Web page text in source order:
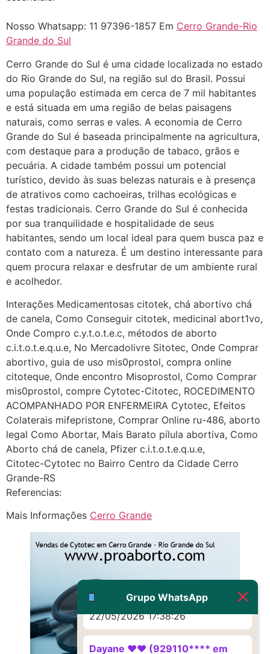
Nosso Whatsapp: 11 97396-1857 Em Cerro Grande-Rio
Grande do Sul
Cerro Grande do Sul é uma cidade localizada no estado
do Rio Grande do Sul, na região sul do Brasil. Possui
uma população estimada em cerca de 7 mil habitantes
e está situada em uma região de belas paisagens
naturais, como serras e vales. A economia de Cerro
Grande do Sul é baseada principalmente na agricultura,
com destaque para a produção de tabaco, grãos e
pecuária. A cidade também possui um potencial
turístico, devido às suas belezas naturais e à presença
de atrativos como cachoeiras, trilhas ecológicas e
festas tradicionais. Cerro Grande do Sul é conhecida
por sua tranquilidade e hospitalidade de seus
habitantes, sendo um local ideal para quem busca paz e
contato com a natureza. É um destino interessante para
quem procura relaxar e desfrutar de um ambiente rural
e acolhedor.
Interações Medicamentosas citotek, chá abortivo chá
de canela, Como Conseguir citotek, medicinal abort1vo,
Onde Compro c.y.t.o.t.e.c, métodos de aborto
c.i.t.o.t.e.q.u.e, No Mercadolivre Sitotec, Onde Comprar
abortivo, guia de uso mis0prostol, compra online
citoteque, Onde encontro Misoprostol, Como Comprar
mis0prostol, compre Cytotec-Citotec, ROCEDIMENTO
ACOMPANHADO POR ENFERMEIRA Cytotec, Efeitos
Colaterais mifepristone, Comprar Online ru-486, aborto
legal Como Abortar, Mais Barato pílula abortiva, Como
Aborto chá de canela, Pfizer c.i.t.o.t.e.q.u.e,
Citotec-Cytotec no Bairro Centro da Cidade Cerro
Grande-RS
Referencias:
Mais Informações Cerro Grande
Grupo WhatsApp
Helly
(1999997****
em http://www.proaborto.com)
Entao q seja
22/05/2026 17:09:25
G (1199866**** em
http://www.proaborto.com)
Mulheres vocês sabem dizer
quem já tomou os remédio se
depois que para de menstruar
começa a sair um líquido
transparente, se é normal ?
22/05/2026 17:10:05
http://www.proaborto.com)
Deve ser normal
22/05/2026 17:19:15
(879121**** em
http://www.proaborto.com)
Eu acho, não sei
22/05/2026 17:19:16
(879121**** em
22/05/2026 17:19:47
G (1199866**** em
http://www.proaborto.com)
Muito obrigadaaaaa
22/05/2026 17:38:26
Dayane ♥️♥️ (929110**** em